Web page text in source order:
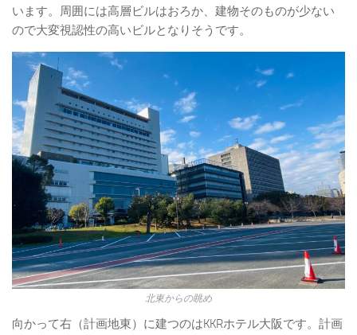
います。周囲には高層ビルはおろか、建物そのものが少ない
ので大変視認性の高いビルとなりそうです。
北東からの眺め
向かって右（計画地東）に建つのはKKRホテル大阪です。計画